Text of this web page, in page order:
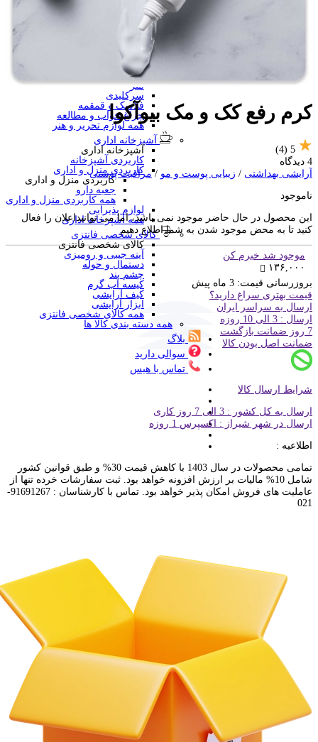
سرگرمی و آموزشی
فانتزی ها
برچسب استیکری
کاور A4 و پوشه فانتزی
جامدادی
تخته وایت برد
تخته شاسی
ساعت رومیزی
متر
سرکلیدی
فلاسک و قمقمه
چراغ خواب و مطالعه
همه لوازم تحریر و هنر
آشپزخانه اداری
آشپزخانه اداری
کاربردی آشپزخانه
کاربردی منزل و اداری
کاربردی منزل و اداری
جعبه دارو
همه کاربردی منزل و اداری
لوازم پذیرایی
همه آشپزخانه اداری
کالای شخصی فانتزی
کالای شخصی فانتزی
آینه جیبی و رومیزی
دستمال و حوله
چشم بند
کیسه آب گرم
کیف آرایشی
ابزار آرایشی
همه کالای شخصی فانتزی
همه دسته بندی کالا ها
بلاگ
سوالی دارید
تماس با هیس
کرم رفع کک و مک بیوآکوا
5
(4)
4 دیدگاه
آرایشی بهداشتی / زیبایی پوست و مو /مراقبت پوستی
ناموجود
این محصول در حال حاضر موجود نمی باشد، اما می توانیداعلان را فعال
کنید تا به محض موجود شدن به شما اطلاع دهیم
موجود شد خبرم کن
۱۳۶,۰۰۰
بروزرسانی قیمت: 3 ماه پیش
قیمت بهتری سراغ دارید؟
ارسال به سراسر ایران
ارسال : 3 الی 10 روزه
7 روز ضمانت بازگشت
ضمانت اصل بودن کالا
شرایط ارسال کالا
ارسال به کل کشور : 3 الی 7 روز کاری
ارسال در شهر شیراز : اکسپرس 1 روزه
اطلاعیه :
تمامی محصولات در سال 1403 با کاهش قیمت 30% و طبق قوانین کشور
شامل 10% مالیات بر ارزش افزونه خواهد بود. ثبت سفارشات خرده تنها از
عاملیت های فروش امکان پذیر خواهد بود. تماس با کارشناسان : 91691267-
021